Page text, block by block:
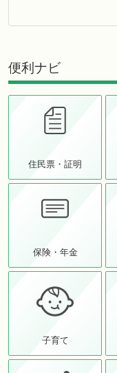
便利ナビ
住民票・証明
保険・年金
子育て